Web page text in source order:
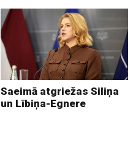
Saeimā atgriežas Siliņa
un Lībiņa-Egnere